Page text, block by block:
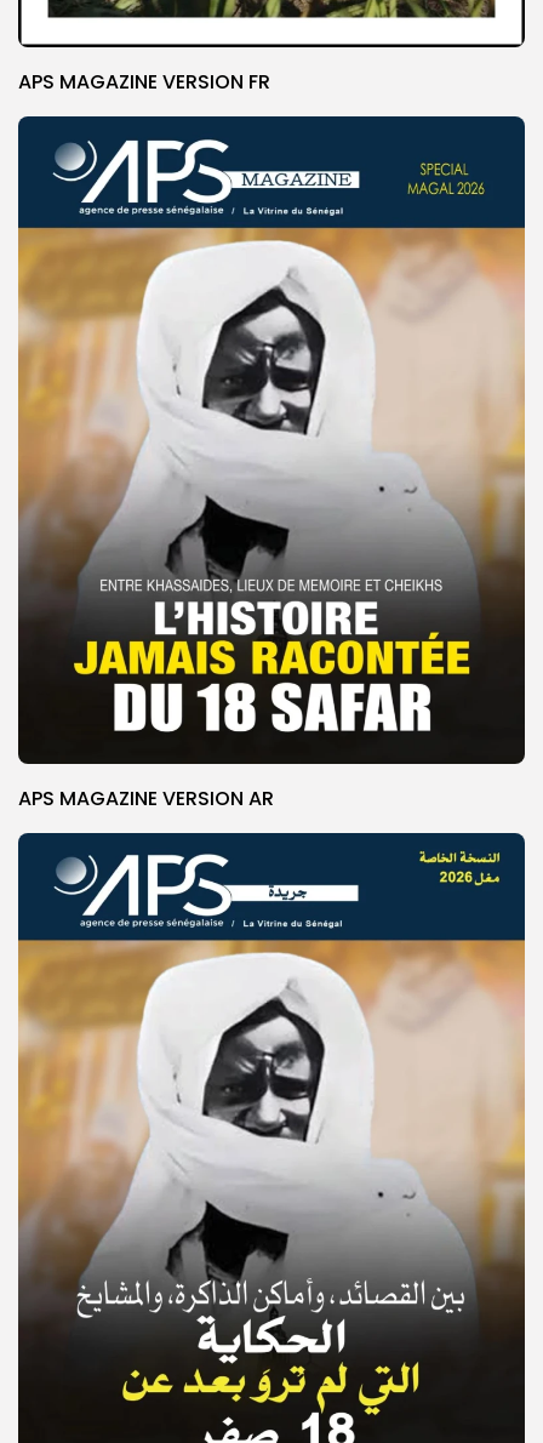
© Copyright 2025, APS
APS MAGAZINE VERSION FR
APS MAGAZINE VERSION AR